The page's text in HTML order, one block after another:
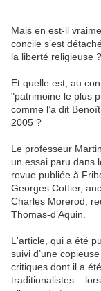
Mais en est-il
concile s’est
la liberté religieuse ?
Et quelle est, au
"patrimoine le plus
comme l’a dit
2005 ?
Le professeur
un essai paru dans
revue publiée à
Georges Cottier,
Charles Morerod,
Thomas-d’Aquin.
L'article, qui a été
suivi d’une
critiques dont il a
traditionalistes –